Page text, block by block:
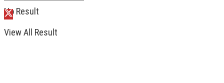
No Result
View All Result